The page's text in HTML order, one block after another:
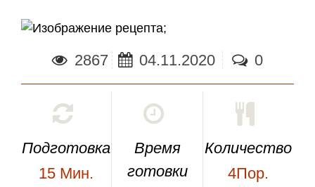
;
2867 04.11.2020 0
Подготовка
15 Мин.
Время
готовки
Количество
4Пор.